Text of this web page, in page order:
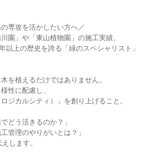
専攻を活かしたい方へ／
園」や「東山植物園」の施工実績。
以上の歴史を誇る「緑のスペシャリスト」
を植えるだけではありません。
性に配慮し、
ジカルシティ）」を創り上げること。
どう活きるのか？」
管理のやりがいとは？」
します。